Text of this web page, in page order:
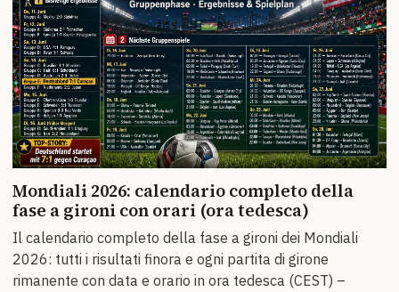
Mondiali 2026: calendario completo della
fase a gironi con orari (ora tedesca)
Il calendario completo della fase a gironi dei Mondiali
2026: tutti i risultati finora e ogni partita di girone
rimanente con data e orario in ora tedesca (CEST) –